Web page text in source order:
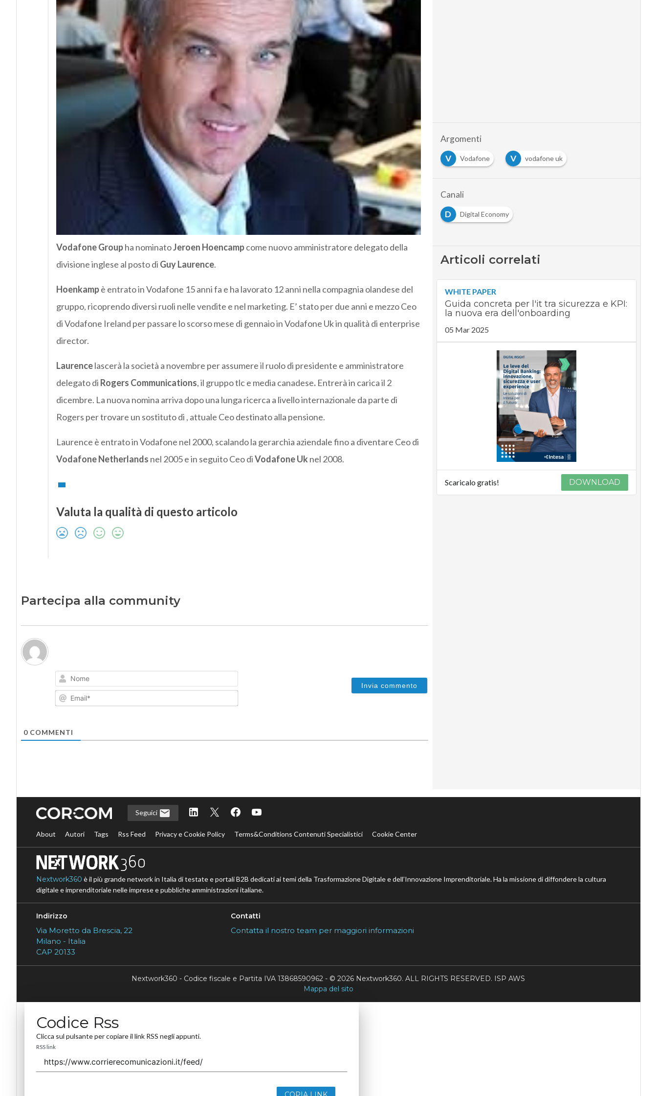
Vodafone Groupha nominatoJeroen Hoencampcome nuovo amministratore delegato della
divisione inglese al posto di Guy Laurence.
Hoenkampè entrato in Vodafone 15 anni fa e ha lavorato 12 anni nella compagnia olandese del
gruppo, ricoprendo diversi ruoli nelle vendite e nel marketing. E’ stato per due anni e mezzo Ceo
di Vodafone Ireland per passare lo scorso mese di gennaio in Vodafone Uk in qualità di enterprise
director.
Laurencelascerà la società a novembre per assumere il ruolo di presidente e amministratore
delegato di Rogers Communications, il gruppo tlc e media canadese. Entrerà in carica il 2
dicembre. La nuova nomina arriva dopo una lunga ricerca a livello internazionale da parte di
Rogers per trovare un sostituto di , attuale Ceo destinato alla pensione.
Laurence è entrato in Vodafone nel 2000, scalando la gerarchia aziendale fino a diventare Ceo di
Vodafone Netherlands nel 2005 e in seguito Ceo diVodafone Uk nel 2008.
Valuta la qualità di questo articolo
Partecipa alla community
Nome
Email*
0COMMENTI
Argomenti
V
Vodafone V vodafone uk
Canali
D
Digital Economy
Articoli correlati
WHITE PAPER
Guida concreta per l'it tra sicurezza e KPI:
la nuova era dell'onboarding
05 Mar 2025
Scaricalo gratis! DOWNLOAD
Seguici
About Autori Tags Rss Feed Privacy e Cookie Policy Terms&Conditions Contenuti Specialistici Cookie Center
Nextwork360 è il più grande network in Italia di testate e portali B2B dedicati ai temi della Trasformazione Digitale e dell’Innovazione Imprenditoriale. Ha la missione di diffondere la cultura
digitale e imprenditoriale nelle imprese e pubbliche amministrazioni italiane.
Indirizzo
Via Moretto da Brescia, 22
Milano - Italia
CAP 20133
Contatti
Contatta il nostro team per maggiori informazioni
Nextwork360 - Codice fiscale e Partita IVA 13868590962 - © 2026 Nextwork360. ALL RIGHTS RESERVED. ISP AWS
Mappa del sito
Codice Rss
Clicca sul pulsante per copiare il link RSS negli appunti.
RSS link